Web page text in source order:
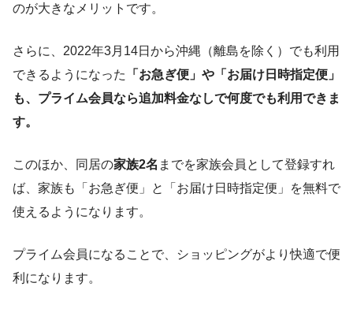
のが大きなメリットです。
さらに、2022年3月14日から沖縄（離島を除く）でも利用
できるようになった
「お急ぎ便」や「お届け日時指定便」
も、プライム会員なら追加料金なしで何度でも利用できま
す。
このほか、同居の家族2名 までを家族会員として登録すれ
ば、家族も「お急ぎ便」と「お届け日時指定便」を無料で
使えるようになります。
プライム会員になることで、ショッピングがより快適で便
利になります。